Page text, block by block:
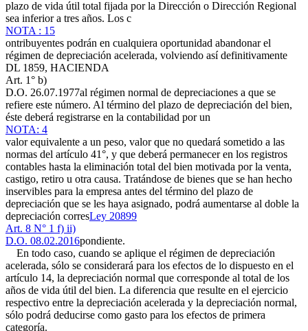
plazo de vida útil total fijada por la Dirección o Dirección Regional
sea inferior a tres años. Los c
NOTA : 15
ontribuyentes podrán en cualquiera oportunidad abandonar el
régimen de depreciación acelerada, volviendo así definitivamente
DL 1859, HACIENDA
Art. 1° b)
D.O. 26.07.1977al régimen normal de depreciaciones a que se
refiere este número. Al término del plazo de depreciación del bien,
éste deberá registrarse en la contabilidad por un
NOTA: 4
valor equivalente a un peso, valor que no quedará sometido a las
normas del artículo 41°, y que deberá permanecer en los registros
contables hasta la eliminación total del bien motivada por la venta,
castigo, retiro u otra causa. Tratándose de bienes que se han hecho
inservibles para la empresa antes del término del plazo de
depreciación que se les haya asignado, podrá aumentarse al doble la
depreciación corresLey 20899
Art. 8 N° 1 f) ii)
D.O. 08.02.2016pondiente.
En todo caso, cuando se aplique el régimen de depreciación
acelerada, sólo se considerará para los efectos de lo dispuesto en el
artículo 14, la depreciación normal que corresponde al total de los
años de vida útil del bien. La diferencia que resulte en el ejercicio
respectivo entre la depreciación acelerada y la depreciación normal,
sólo podrá deducirse como gasto para los efectos de primera
categoría.